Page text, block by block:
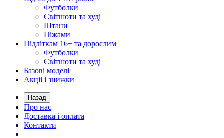
Футболки
Світшоти та худі
Штани
Піжами
Підліткам 16+ та дорослим
Футболки
Світшоти та худі
Базові моделі
Акціі і знижки
Назад
Про нас
Доставка і оплата
Контакти